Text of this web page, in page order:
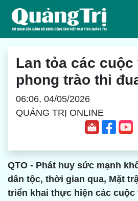
Lan tỏa các cuộc
phong trào thi
06:06, 04/05/2026
QUẢNG TRỊ ONLINE
QTO - Phát huy sức mạnh
dân tộc, thời gian qua, Mặt
triển khai thực hiện các cuộc